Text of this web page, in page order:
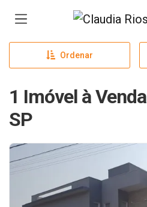
Página inicial
Ordenar
1 Imóvel à
SP